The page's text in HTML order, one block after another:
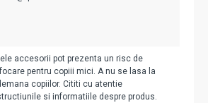
accesorii pot prezenta un risc de
pentru copiii mici. A nu se lasa la
copiilor. Cititi cu atentie
si informatiile despre produs.